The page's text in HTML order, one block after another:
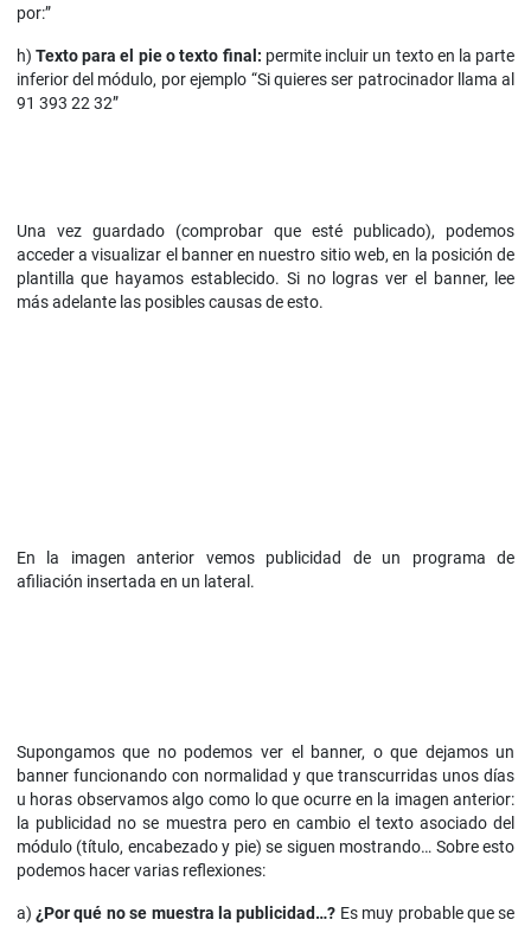
por:”
h) Texto para el pie o texto final: permite incluir un texto en la parte
inferior del módulo, por ejemplo “Si quieres ser patrocinador llama al
91 393 22 32”
Una vez guardado (comprobar que esté publicado), podemos
acceder a visualizar el banner en nuestro sitio web, en la posición de
plantilla que hayamos establecido. Si no logras ver el banner, lee
más adelante las posibles causas de esto.
En la imagen anterior vemos publicidad de un programa de
afiliación insertada en un lateral.
Supongamos que no podemos ver el banner, o que dejamos un
banner funcionando con normalidad y que transcurridas unos días
u horas observamos algo como lo que ocurre en la imagen anterior:
la publicidad no se muestra pero en cambio el texto asociado del
módulo (título, encabezado y pie) se siguen mostrando… Sobre esto
podemos hacer varias reflexiones:
a) ¿Por qué no se muestra la publicidad…? Es muy probable que se